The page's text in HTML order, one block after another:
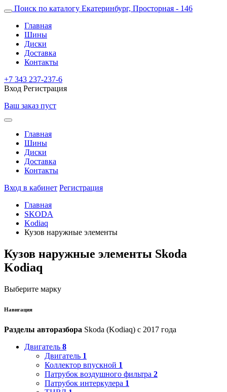
Поиск по каталогу Екатеринбург, Просторная - 146
Главная
Шины
Диски
Доставка
Контакты
+7 343 237-237-6
Вход Регистрация
Ваш заказ пуст
Главная
Шины
Диски
Доставка
Контакты
Вход в кабинет Регистрация
Главная
SKODA
Kodiaq
Кузов наружные элементы
Кузов наружные элементы Skoda
Kodiaq
Выберите марку
Навигация
Разделы авторазбора Skoda (Kodiaq) с 2017 года
Двигатель 8
Двигатель 1
Коллектор впускной 1
Патрубок воздушного фильтра 2
Патрубок интеркулера 1